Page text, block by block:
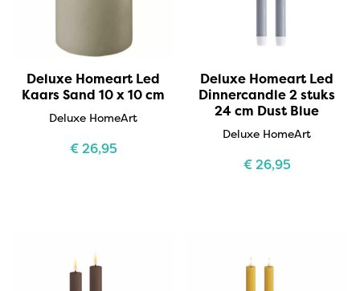
Deluxe Homeart Led
Kaars Sand 10 x 10 cm
Deluxe HomeArt
€26,95
Deluxe Homeart Led
Dinnercandle 2 stuks
24 cm Dust Blue
Deluxe HomeArt
€26,95